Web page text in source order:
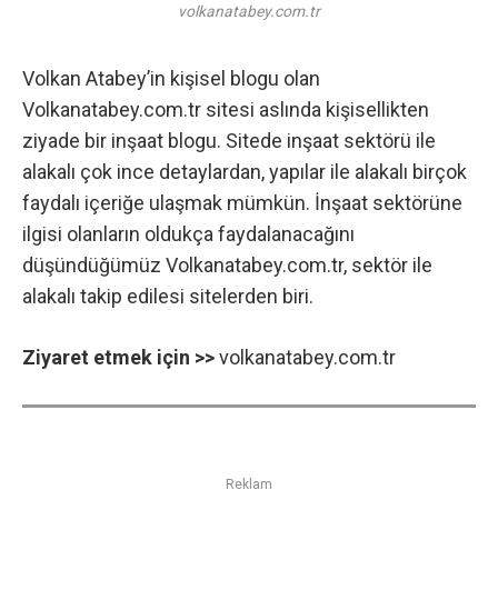
volkanatabey.com.tr
Volkan Atabey’in kişisel blogu olan
Volkanatabey.com.tr sitesi aslında kişisellikten
ziyade bir inşaat blogu. Sitede inşaat sektörü ile
alakalı çok ince detaylardan, yapılar ile alakalı birçok
faydalı içeriğe ulaşmak mümkün. İnşaat sektörüne
ilgisi olanların oldukça faydalanacağını
düşündüğümüz Volkanatabey.com.tr, sektör ile
alakalı takip edilesi sitelerden biri.
Ziyaret etmek için >>volkanatabey.com.tr
Reklam